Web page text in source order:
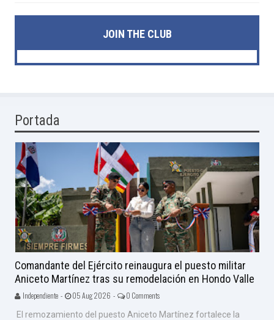
JOIN THE CLUB
Portada
Comandante del Ejército reinaugura el puesto militar
Aniceto Martínez tras su remodelación en Hondo Valle
Independiente - 05 Aug 2026 - 0 Comments
El remozamiento del puesto Aniceto Martínez fortalece la